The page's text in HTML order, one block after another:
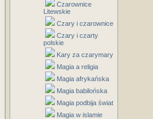
Czarownice
Litewskie
Czary i czarownice
Czary i czarty
polskie
Kary za czarymary
Magia a religia
Magia afrykańska
Magia babilońska
Magia podbija świat
Magia w islamie